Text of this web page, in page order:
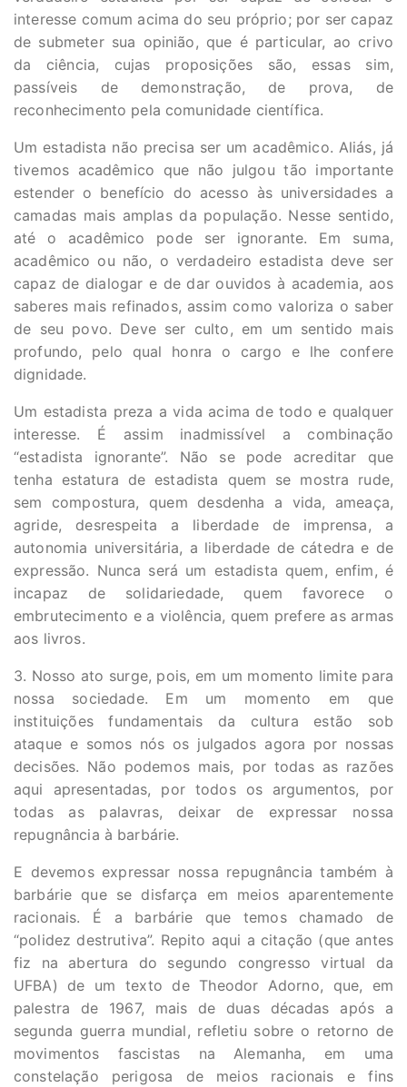
interesse comum acima do seu próprio; por ser capaz
de submeter sua opinião, que é particular, ao crivo
da ciência, cujas proposições são, essas sim,
passíveis de demonstração, de prova, de
reconhecimento pela comunidade científica.
Um estadista não precisa ser um acadêmico. Aliás, já
tivemos acadêmico que não julgou tão importante
estender o benefício do acesso às universidades a
camadas mais amplas da população. Nesse sentido,
até o acadêmico pode ser ignorante. Em suma,
acadêmico ou não, o verdadeiro estadista deve ser
capaz de dialogar e de dar ouvidos à academia, aos
saberes mais refinados, assim como valoriza o saber
de seu povo. Deve ser culto, em um sentido mais
profundo, pelo qual honra o cargo e lhe confere
dignidade.
Um estadista preza a vida acima de todo e qualquer
interesse. É assim inadmissível a combinação
“estadista ignorante”. Não se pode acreditar que
tenha estatura de estadista quem se mostra rude,
sem compostura, quem desdenha a vida, ameaça,
agride, desrespeita a liberdade de imprensa, a
autonomia universitária, a liberdade de cátedra e de
expressão. Nunca será um estadista quem, enfim, é
incapaz de solidariedade, quem favorece o
embrutecimento e a violência, quem prefere as armas
aos livros.
3. Nosso ato surge, pois, em um momento limite para
nossa sociedade. Em um momento em que
instituições fundamentais da cultura estão sob
ataque e somos nós os julgados agora por nossas
decisões. Não podemos mais, por todas as razões
aqui apresentadas, por todos os argumentos, por
todas as palavras, deixar de expressar nossa
repugnância à barbárie.
E devemos expressar nossa repugnância também à
barbárie que se disfarça em meios aparentemente
racionais. É a barbárie que temos chamado de
“polidez destrutiva”. Repito aqui a citação (que antes
fiz na abertura do segundo congresso virtual da
UFBA) de um texto de Theodor Adorno, que, em
palestra de 1967, mais de duas décadas após a
segunda guerra mundial, refletiu sobre o retorno de
movimentos fascistas na Alemanha, em uma
constelação perigosa de meios racionais e fins